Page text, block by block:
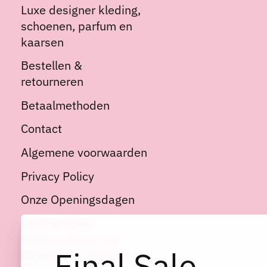
Luxe designer kleding,
schoenen, parfum en
kaarsen
Bestellen &
retourneren
Betaalmethoden
Contact
Algemene voorwaarden
Privacy Policy
Onze Openingsdagen
afgeprijsde artikelen